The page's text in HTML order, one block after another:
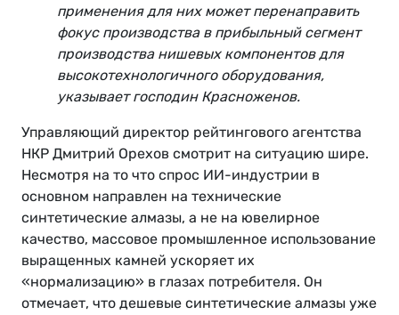
применения для них может перенаправить
фокус производства в прибыльный сегмент
производства нишевых компонентов для
высокотехнологичного оборудования,
указывает господин Красноженов.
Управляющий директор рейтингового агентства
НКР Дмитрий Орехов смотрит на ситуацию шире.
Несмотря на то что спрос ИИ-индустрии в
основном направлен на технические
синтетические алмазы, а не на ювелирное
качество, массовое промышленное использование
выращенных камней ускоряет их
«нормализацию» в глазах потребителя. Он
отмечает, что дешевые синтетические алмазы уже